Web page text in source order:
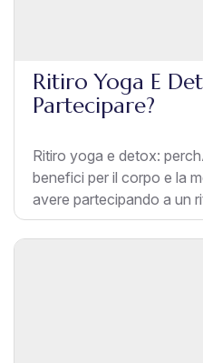
Ritiro Yoga E
Partecipare?
Ritiro yoga e detox:
benefici per il corpo e la
avere partecipando a un